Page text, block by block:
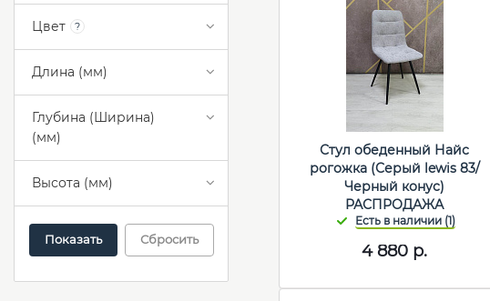
Стул обеденный Найс
рогожка (Серый lewis 83/
Черный конус)
РАСПРОДАЖА
4 880 р.
Цвет ?
Длина (мм)
Глубина (Ширина)
(мм)
Высота (мм)
Сбросить